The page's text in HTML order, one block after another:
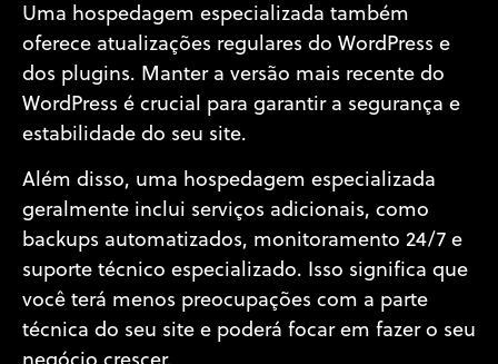
Uma hospedagem especializada também
oferece atualizações regulares do WordPress e
dos plugins. Manter a versão mais recente do
WordPress é crucial para garantir a segurança e
estabilidade do seu site.
Além disso, uma hospedagem especializada
geralmente inclui serviços adicionais, como
backups automatizados, monitoramento 24/7 e
suporte técnico especializado. Isso significa que
você terá menos preocupações com a parte
técnica do seu site e poderá focar em fazer o seu